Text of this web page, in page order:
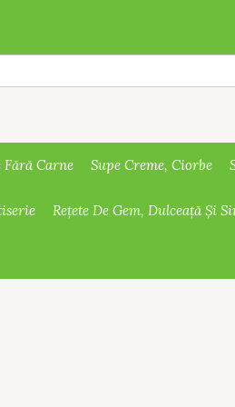
Fără Carne Supe Creme, Ciorbe
Rețete De Gem, Dulceață Și